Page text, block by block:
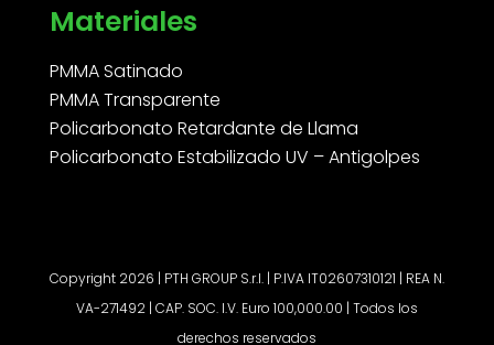
Materiales
PMMA Satinado
PMMA Transparente
Policarbonato Retardante de Llama
Policarbonato Estabilizado UV – Antigolpes
Copyright 2026 | PTH GROUP S.r.l. | P.IVA IT02607310121 | REA N.
VA-271492 | CAP. SOC. I.V. Euro 100,000.00 | Todos los
derechos reservados